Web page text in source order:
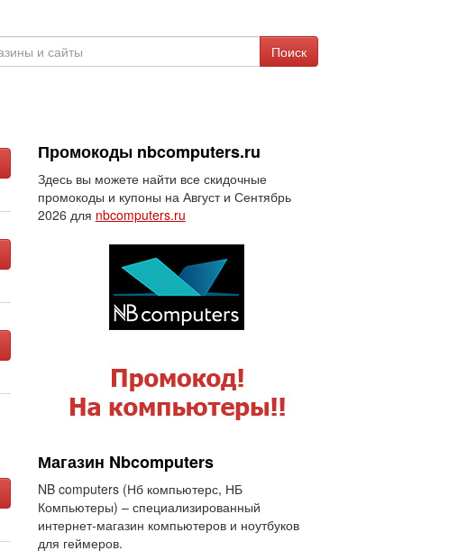
Поиск
Промокоды nbcomputers.ru
Здесь вы можете найти все скидочные
промокоды и купоны на Август и Сентябрь
2026 для nbcomputers.ru
Магазин Nbcomputers
NB computers (Нб компьютерс, НБ
Компьютеры) – специализированный
интернет-магазин компьютеров и ноутбуков
для геймеров.